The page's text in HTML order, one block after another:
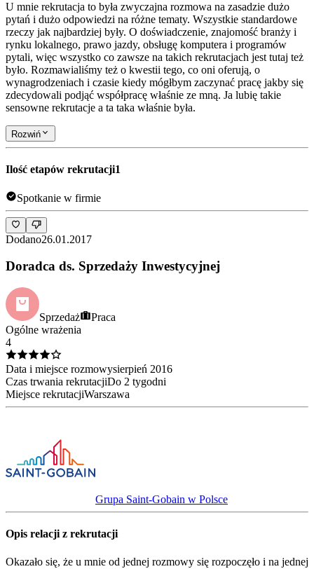
U mnie rekrutacja to była zwyczajna rozmowa na zasadzie dużo
pytań i dużo odpowiedzi na różne tematy. Wszystkie standardowe
rzeczy jak najbardziej były. O doświadczenie, znajomość branży i
rynku lokalnego, prawo jazdy, obsługę komputera i programów
pytali, więc wszystko co zawsze na takich rekrutacjach jest tutaj też
było. Rozmawialiśmy też o kwestii tego, co oni oferują, o
wynagrodzeniach i czasie kiedy mógłbym zaczynać pracę jakby się
zdecydowali podjąć współpracę właśnie ze mną. Ja lubię takie
sensowne rekrutacje a ta taka właśnie była.
Rozwiń
Ilość etapów rekrutacji1
Spotkanie w firmie
Dodano26.01.2017
Doradca ds. Sprzedaży Inwestycyjnej
Sprzedaż
Praca
Ogólne wrażenia
4
Data i miejsce rozmowysierpień 2016
Czas trwania rekrutacjiDo 2 tygodni
Miejsce rekrutacjiWarszawa
Grupa Saint-Gobain w Polsce
Opis relacji z rekrutacji
Okazało się, że u mnie od jednej rozmowy się rozpoczęło i na jednej